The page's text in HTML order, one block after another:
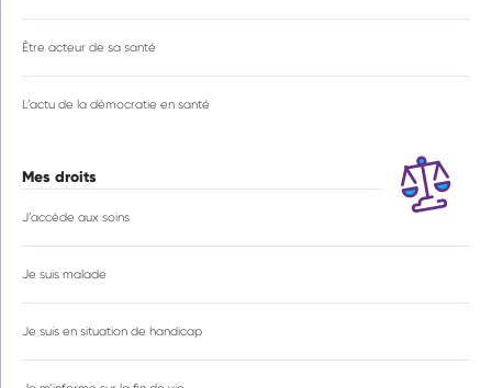
Être acteur de sa santé
L’actu de la démocratie en santé
Mes droits
J’accède aux soins
Je suis malade
Je suis en situation de handicap